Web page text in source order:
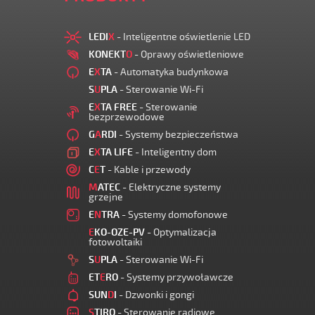
LEDIX - Inteligentne oświetlenie LED
KONEKTO - Oprawy oświetleniowe
EXTA - Automatyka budynkowa
SUPLA - Sterowanie Wi-Fi
EXTA FREE - Sterowanie
bezprzewodowe
GARDI - Systemy bezpieczeństwa
EXTA LIFE - Inteligentny dom
CET - Kable i przewody
MATEC - Elektryczne systemy
grzejne
ENTRA - Systemy domofonowe
EKO-OZE-PV - Optymalizacja
fotowoltaiki
SUPLA - Sterowanie Wi-Fi
ETERO - Systemy przywoławcze
SUNDI - Dzwonki i gongi
STIRO - Sterowanie radiowe